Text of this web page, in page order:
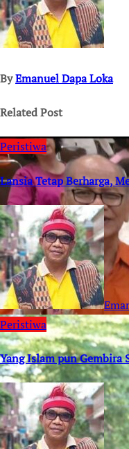
ByEmanuel Dapa Loka
Related Post
Peristiwa
Lansia Tetap Berharga,
Peristiwa
Yang Islam pun Gembira